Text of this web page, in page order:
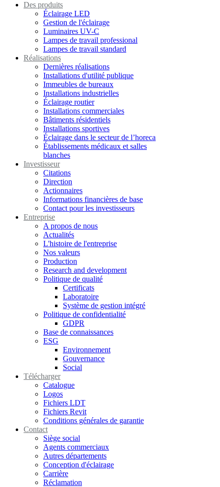
Des produits
Éclairage LED
Gestion de l'éclairage
Luminaires UV-C
Lampes de travail professional
Lampes de travail standard
Réalisations
Dernières réalisations
Installations d'utilité publique
Immeubles de bureaux
Installations industrielles
Éclairage routier
Installations commerciales
Bâtiments résidentiels
Installations sportives
Éclairage dans le secteur de l’horeca
Établissements médicaux et salles
blanches
Investisseur
Citations
Direction
Actionnaires
Informations financières de base
Contact pour les investisseurs
Entreprise
A propos de nous
Actualités
L'histoire de l'entreprise
Nos valeurs
Production
Research and development
Politique de qualité
Certificats
Laboratoire
Système de gestion intégré
Politique de confidentialité
GDPR
Base de connaissances
ESG
Environnement
Gouvernance
Social
Télécharger
Catalogue
Logos
Fichiers LDT
Fichiers Revit
Conditions générales de garantie
Contact
Siège social
Agents commerciaux
Autres départements
Conception d'éclairage
Carrière
Réclamation